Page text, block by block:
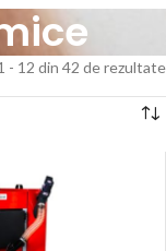
- 12 din 42 de rezultate